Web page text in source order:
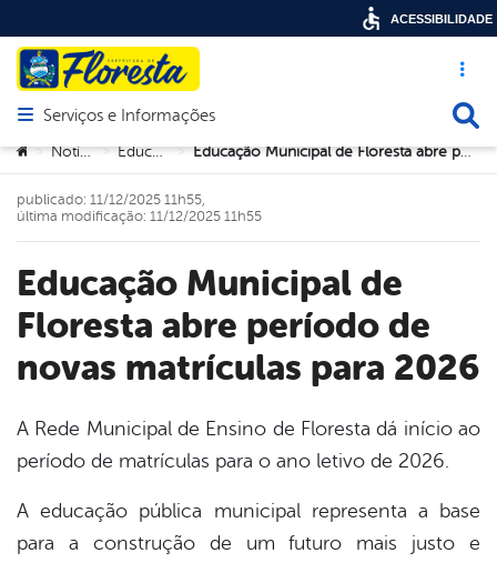
Acesso
Abrir menu principal de navegação
Serviços e Informações
Você está aqui:
> Notícias > Educação > Educação Municipal de Floresta abre período de novas matrículas para 2026
Educação Municipal de
Floresta abre período de
novas matrículas para 2026
publicado: 11/12/2025 11h55,
última modificação: 11/12/2025 11h55
A Rede Municipal de Ensino de Floresta dá início ao
período de matrículas para o ano letivo de 2026.
A educação pública municipal representa a base
para a construção de um futuro mais justo e
ACESSIBILIDADE